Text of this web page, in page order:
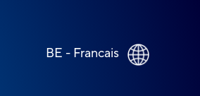
BE - Francais